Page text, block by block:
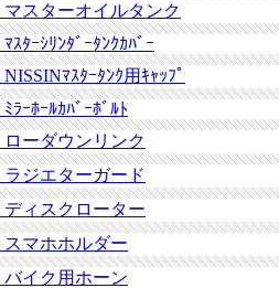
マスターオイルタンク
ﾏｽﾀｰｼﾘﾝﾀﾞｰﾀﾝｸｶﾊﾞｰ
NISSINﾏｽﾀｰﾀﾝｸ用ｷｬｯﾌﾟ
ﾐﾗｰﾎｰﾙｶﾊﾞｰﾎﾞﾙﾄ
ローダウンリンク
ラジエターガード
ディスクローター
スマホホルダー
バイク用ホーン